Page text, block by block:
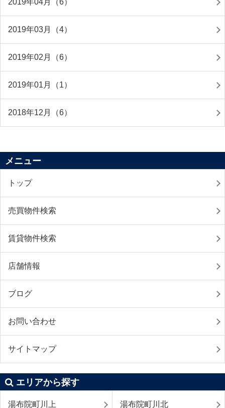
2019年04月（6）
2019年03月（4）
2019年02月（6）
2019年01月（1）
2018年12月（6）
メニュー
トップ
売買物件検索
賃貸物件検索
店舗情報
ブログ
お問い合わせ
サイトマップ
エリアから探す
湯布院町川上 湯布院町川北